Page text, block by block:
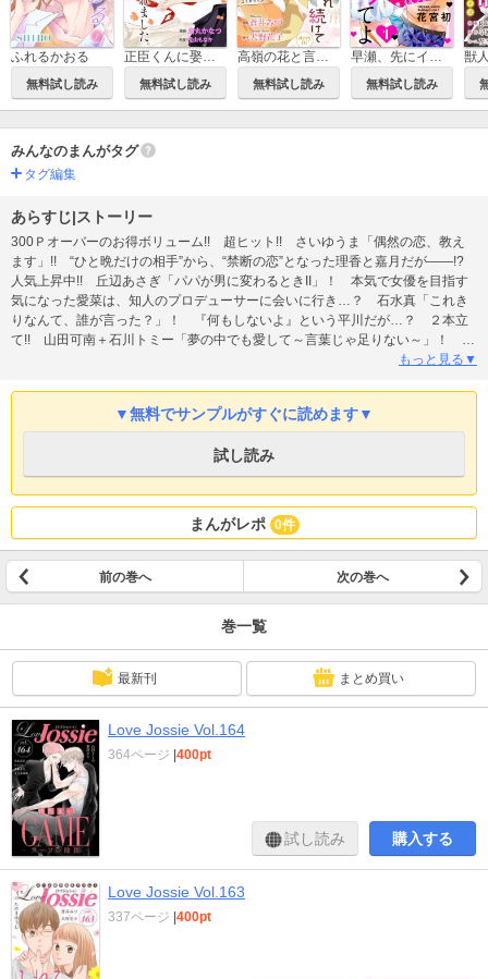
ふれるかおる
無料試し読み 無料試し読み 無料試し読み 無料試し読み
みんなのまんがタグ
タグ編集
あらすじ|ストーリー
300Ｐオーバーのお得ボリューム!! 超ヒット!! さいゆうま「偶然の恋、教え
ます」!! “ひと晩だけの相手”から、“禁断の恋”となった理香と嘉月だが――!?
人気上昇中!! 丘辺あさぎ「パパが男に変わるときII」！ 本気で女優を目指す
気になった愛菜は、知人のプロデューサーに会いに行き…？ 石水真「これき
りなんて、誰が言った？」！ 『何もしないよ』という平川だが…？ ２本立
て!! 山田可南＋石川トミー「夢の中でも愛して～言葉じゃ足りない～」！ あ
ずさは、出会った外国人が気になってしまい…？ さらに大人気シリーズ、高
隠すに忍びない」と、超充実のラインナップ!! 雑誌丸ごとのご購読は単話売り
合計より５割以上お得です！
もっと見る▼
▼無料でサンプルがすぐに読めます▼
試し読み
まんがレポ 0件
前の巻へ 次の巻へ
巻一覧
最新刊 まとめ買い
Love Jossie Vol.164
364ページ |400pt
試し読み 購入する
Love Jossie Vol.163
337ページ |400pt